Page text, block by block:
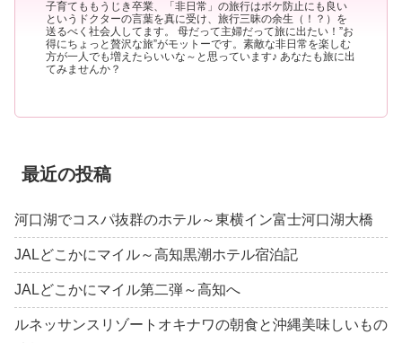
子育てももうじき卒業、「非日常」の旅行はボケ防止にも良い
というドクターの言葉を真に受け、旅行三昧の余生（！？）を
送るべく社会人してます。 母だって主婦だって旅に出たい！”お
得にちょっと贅沢な旅”がモットーです。素敵な非日常を楽しむ
方が一人でも増えたらいいな～と思っています♪ あなたも旅に出
てみませんか？
最近の投稿
河口湖でコスパ抜群のホテル～東横イン富士河口湖大橋
JALどこかにマイル～高知黒潮ホテル宿泊記
JALどこかにマイル第二弾～高知へ
ルネッサンスリゾートオキナワの朝食と沖縄美味しいもの